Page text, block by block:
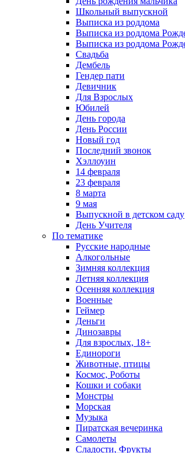
Школьный выпускной
Выписка из роддома
Выписка из роддома
Выписка из роддома
Свадьба
Дембель
Гендер пати
Девичник
Для Взрослых
Юбилей
День города
День России
Новый год
Последний звонок
Хэллоуин
14 февраля
23 февраля
8 марта
9 мая
Выпускной в детском саду
День Учителя
По тематике
Русские народные
Алкогольные
Зимняя коллекция
Летняя коллекция
Осенняя коллекция
Военные
Геймер
Деньги
Динозавры
Для взрослых, 18+
Единороги
Животные, птицы
Космос, Роботы
Кошки и собаки
Монстры
Морская
Музыка
Пиратская вечеринка
Самолеты
Сладости, Фрукты